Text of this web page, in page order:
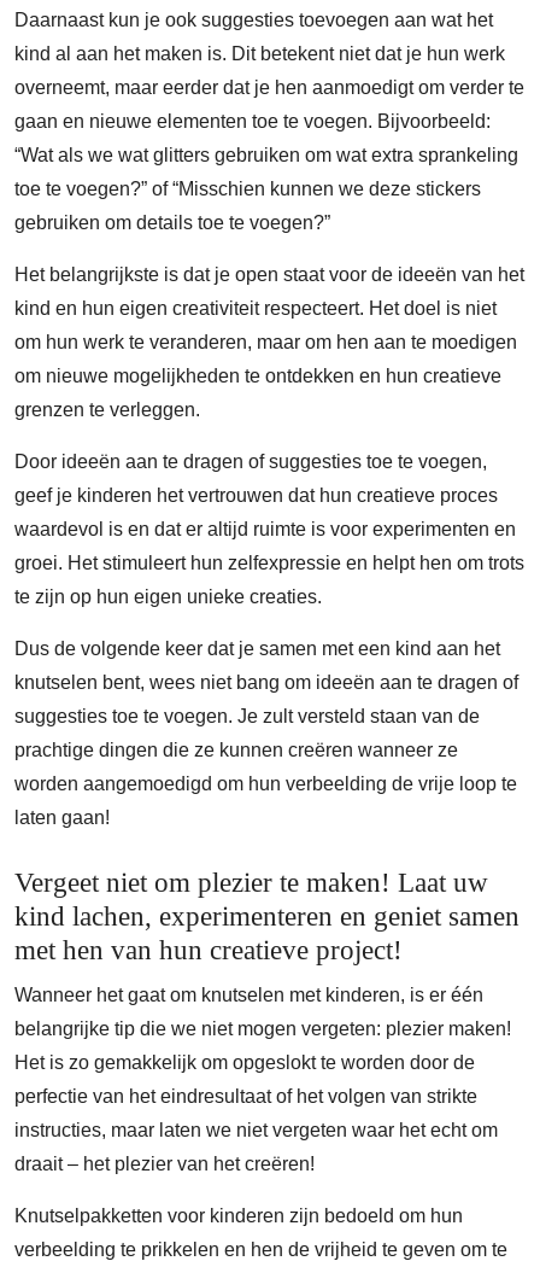
Daarnaast kun je ook suggesties toevoegen aan wat het
kind al aan het maken is. Dit betekent niet dat je hun werk
overneemt, maar eerder dat je hen aanmoedigt om verder te
gaan en nieuwe elementen toe te voegen. Bijvoorbeeld:
“Wat als we wat glitters gebruiken om wat extra sprankeling
toe te voegen?” of “Misschien kunnen we deze stickers
gebruiken om details toe te voegen?”
Het belangrijkste is dat je open staat voor de ideeën van het
kind en hun eigen creativiteit respecteert. Het doel is niet
om hun werk te veranderen, maar om hen aan te moedigen
om nieuwe mogelijkheden te ontdekken en hun creatieve
grenzen te verleggen.
Door ideeën aan te dragen of suggesties toe te voegen,
geef je kinderen het vertrouwen dat hun creatieve proces
waardevol is en dat er altijd ruimte is voor experimenten en
groei. Het stimuleert hun zelfexpressie en helpt hen om trots
te zijn op hun eigen unieke creaties.
Dus de volgende keer dat je samen met een kind aan het
knutselen bent, wees niet bang om ideeën aan te dragen of
suggesties toe te voegen. Je zult versteld staan van de
prachtige dingen die ze kunnen creëren wanneer ze
worden aangemoedigd om hun verbeelding de vrije loop te
laten gaan!
Vergeet niet om plezier te maken! Laat uw
kind lachen, experimenteren en geniet samen
met hen van hun creatieve project!
Wanneer het gaat om knutselen met kinderen, is er één
belangrijke tip die we niet mogen vergeten: plezier maken!
Het is zo gemakkelijk om opgeslokt te worden door de
perfectie van het eindresultaat of het volgen van strikte
instructies, maar laten we niet vergeten waar het echt om
draait – het plezier van het creëren!
Knutselpakketten voor kinderen zijn bedoeld om hun
verbeelding te prikkelen en hen de vrijheid te geven om te